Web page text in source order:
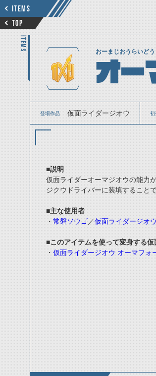
ITEMS
TOP
ITEMS
おーまじおうらいど
オー
登場作品 仮面ライダージオウ 初
■説明
仮面ライダーオーマジオウの能力
ジクウドライバーに装填すること
■主な使用者
・ 常磐ソウゴ／仮面ライダージオウ
■このアイテムを使って変身する仮
・ 仮面ライダージオウ オーマフォ